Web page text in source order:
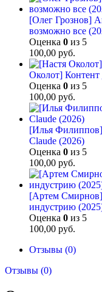
[Олег Грознов]
возможно все
Оценка 0 из 5
100,00 руб.
Околот] Контент
Оценка 0 из 5
100,00 руб.
[Илья Филиппов]
Claude (2026)
Оценка 0 из 5
100,00 руб.
[Артем
индустрию
Оценка 0 из 5
100,00 руб.
Отзывы (0)
Отзывы (0)